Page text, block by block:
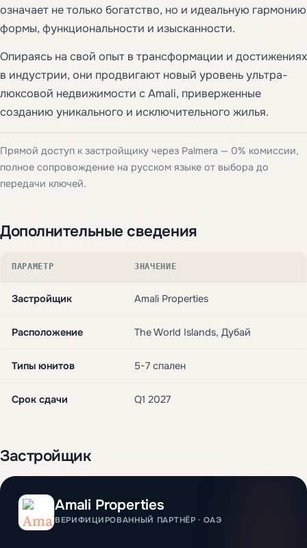
означает не только богатство, но и идеальную гармонию
формы, функциональности и изысканности.
Опираясь на свой опыт в трансформации и достижениях
в индустрии, они продвигают новый уровень ультра-
люксовой недвижимости с Amali, приверженные
созданию уникального и исключительного жилья.
Прямой доступ к застройщику через Palmera — 0% комиссии,
полное сопровождение на русском языке от выбора до
передачи ключей.
Дополнительные сведения
ПАРАМЕТР ЗНАЧЕНИЕ
Застройщик Amali Properties
Расположение The World Islands, Дубай
Типы юнитов 5-7 спален
Срок сдачи Q1 2027
Застройщик
Amali Properties
ВЕРИФИЦИРОВАННЫЙ ПАРТНЁР · ОАЭ